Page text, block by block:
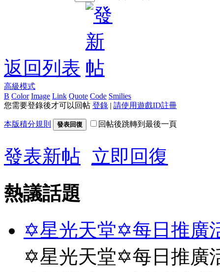
返回列表
高級模式
B Color Image Link Quote Code Smilies
您需要登錄後才可以回帖 登錄 | 請使用遊戲ID註冊
本版積分規則 發表回復 回帖後跳轉到最後一頁
發表新帖 立即回復
熱議話題
✡星光天堂✡每日推廣
✡星光天堂✡每日推廣